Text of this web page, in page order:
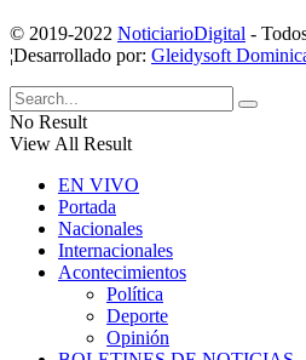
© 2019-2022 NoticiarioDigital -
¦Desarrollado por: Gleidysoft
No Result
View All Result
EN VIVO
Portada
Nacionales
Internacionales
Acontecimientos
Política
Deporte
Opinión